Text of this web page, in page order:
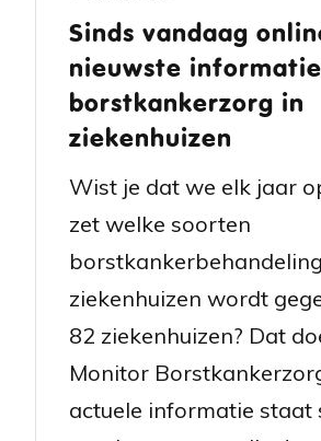
Sinds vandaag
nieuwste
borstkankerzorg in
ziekenhuizen
Wist je dat we elk jaar
zet welke soorten
ziekenhuizen wordt
82 ziekenhuizen? Dat
Monitor
actuele informatie staat